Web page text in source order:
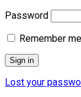
Password
Remember me
Sign in
Lost your